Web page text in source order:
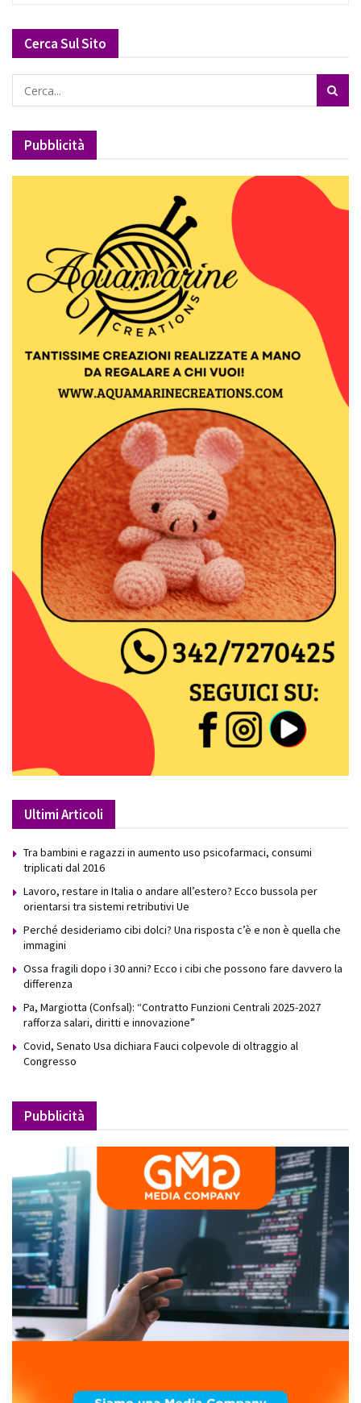
Cerca Sul Sito
Pubblicità
Ultimi Articoli
Tra bambini e ragazzi in aumento uso psicofarmaci, consumi
triplicati dal 2016
Lavoro, restare in Italia o andare all’estero? Ecco bussola per
orientarsi tra sistemi retributivi Ue
Perché desideriamo cibi dolci? Una risposta c’è e non è quella che
immagini
Ossa fragili dopo i 30 anni? Ecco i cibi che possono fare davvero la
differenza
Pa, Margiotta (Confsal): “Contratto Funzioni Centrali 2025-2027
rafforza salari, diritti e innovazione”
Covid, Senato Usa dichiara Fauci colpevole di oltraggio al
Congresso
Pubblicità